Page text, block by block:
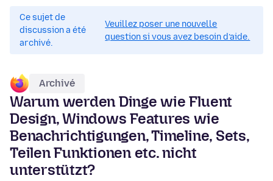
Ce sujet de
discussion a été
archivé.
Veuillez poser une nouvelle
question si vous avez besoin d’aide.
Archivé
Warum werden Dinge wie Fluent
Design, Windows Features wie
Benachrichtigungen, Timeline, Sets,
Teilen Funktionen etc. nicht
unterstützt?